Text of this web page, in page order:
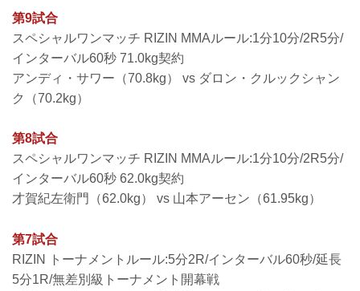
第9試合
スペシャルワンマッチ RIZIN MMAルール:1分10分/2R5分/
インターバル60秒 71.0kg契約
アンディ・サワー（70.8kg） vs ダロン・クルックシャン
ク（70.2kg）
第8試合
スペシャルワンマッチ RIZIN MMAルール:1分10分/2R5分/
インターバル60秒 62.0kg契約
才賀紀左衛門（62.0kg） vs 山本アーセン（61.95kg）
第7試合
RIZIN トーナメントルール:5分2R/インターバル60秒/延長
5分1R/無差別級トーナメント開幕戦